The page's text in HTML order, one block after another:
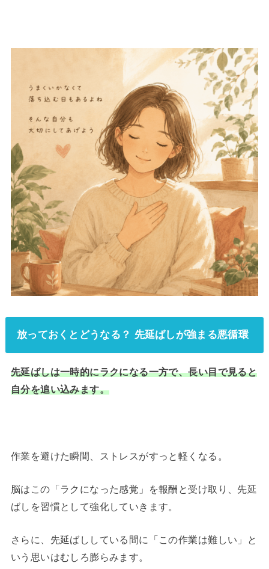
放っておくとどうなる？ 先延ばしが強まる悪循環
先延ばしは一時的にラクになる一方で、長い目で見ると
自分を追い込みます。
作業を避けた瞬間、ストレスがすっと軽くなる。
脳はこの「ラクになった感覚」を報酬と受け取り、先延
ばしを習慣として強化していきます。
さらに、先延ばししている間に「この作業は難しい」と
いう思いはむしろ膨らみます。